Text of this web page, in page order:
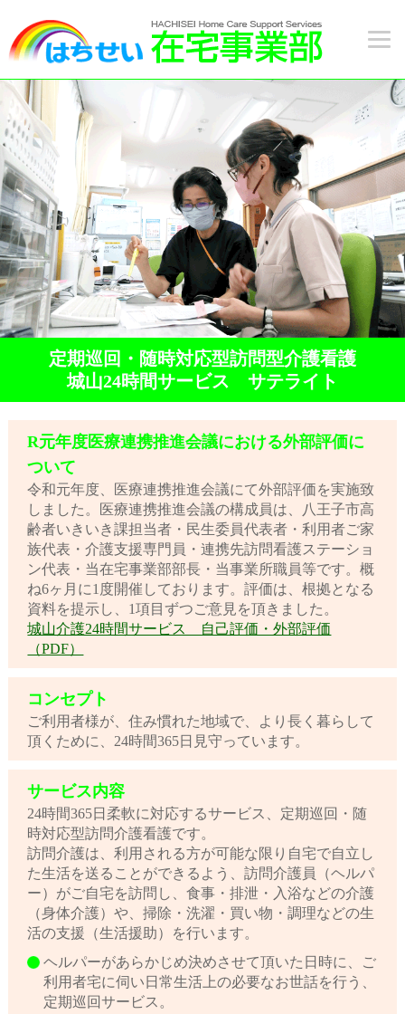
定期巡回・随時対応型訪問型介護看護
城山24時間サービス サテライト
R元年度医療連携推進会議における外部評価に
ついて
令和元年度、医療連携推進会議にて外部評価を実施致
しました。医療連携推進会議の構成員は、八王子市高
齢者いきいき課担当者・民生委員代表者・利用者ご家
族代表・介護支援専門員・連携先訪問看護ステーショ
ン代表・当在宅事業部部長・当事業所職員等です。概
ね6ヶ月に1度開催しております。評価は、根拠となる
資料を提示し、1項目ずつご意見を頂きました。
城山介護24時間サービス 自己評価・外部評価
（PDF）
コンセプト
ご利用者様が、住み慣れた地域で、より長く暮らして
頂くために、24時間365日見守っています。
サービス内容
24時間365日柔軟に対応するサービス、定期巡回・随
時対応型訪問介護看護です。
訪問介護は、利用される方が可能な限り自宅で自立し
た生活を送ることができるよう、訪問介護員（ヘルパ
ー）がご自宅を訪問し、食事・排泄・入浴などの介護
（身体介護）や、掃除・洗濯・買い物・調理などの生
活の支援（生活援助）を行います。
ヘルパーがあらかじめ決めさせて頂いた日時に、ご
利用者宅に伺い日常生活上の必要なお世話を行う、
定期巡回サービス。